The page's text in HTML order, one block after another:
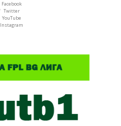
Facebook
Twitter
YouTube
Instagram